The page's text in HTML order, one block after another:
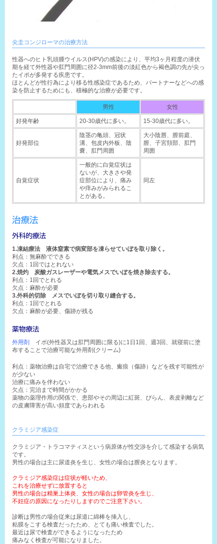
尖圭コンジローマの治療方法
性器へのヒト乳頭腫ウイルス(HPV)の感染により、平均3ヶ月程度の潜伏
期を経て外性器や肛門周囲に径2-3mm前後の淡紅色から褐色調の先が尖っ
たイポが多発する疾患です。
ほとんどが性行為により移る性感染症であるため、パートナーなどへの感
染を防止するためにも、積極的な治療が必要です。
男性 女性
好発年齢 20-30歳代に多い。 15-30歳代に多い。
好発部位
陰茎の亀頭、冠状
溝、包皮内外板、陰
嚢、肛門周囲
大小陰唇、膣前庭、
膣、子宮頚部、肛門
周囲
自覚症状
一般的に白覚症状は
ないが、大きさや発
症部位により、痛み
や痒みがみられるこ
とがある。
同左
治療法
外科的療法
1.凍結療法 液体窒素で病変部を凍らせていぼを取り除く。
利点：無麻酔でできる
欠点：1回ではとれない
2.焼灼 炭酸ガスレーザーや電気メスでいぼを焼き除去する。
利点：1回でとれる
欠点：麻酔が必要
3.外科的切除 メスでいぼを切り取り縫合する。
利点：1回でとれる
欠点：麻酔が必要、傷跡が残る
薬物療法
外用剤 イボ(外性器又は肛門周囲に限る)に1日1回、週3回、就寝前に塗
布することで治療可能な外用剤(クリーム)
利点：薬物治療は自宅で治療できる他、瘢痕（傷跡）などを残す可能性が
が少ない
治療に痛みを伴わない
欠点：完治まで時間がかかる
薬物の薬理作用の関係で、患部やその周辺に紅斑、びらん、表皮剥離など
の皮膚障害が高い頻度であらわれる
クラミジア感染症
クラミジア・トラコマティスという病原体が性交渉を介して感染する病気
です。
男性の場合は主に尿道炎を生じ、女性の場合は膣炎となります。
クラミジア感染症は症状が軽いため、
これを治療せずに放置すると
男性の場合は精巣上体炎、女性の場合は卵管炎を生じ、
不妊症の原因になったりしますのでご注意下さい。
診断は男性の場合従来は尿道に綿棒を挿入し、
粘膜をこする検査だったため、とても痛い検査でした。
最近は尿で検査ができるようになったため
痛みなく検査が可能になりました。